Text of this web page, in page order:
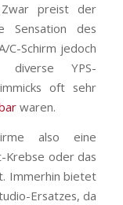
Zwar preist der
Sensation des
C-Schirm jedoch
YPS-
oft sehr
waren.
also eine
Krebse oder das
Immerhin bietet
Ersatzes, da